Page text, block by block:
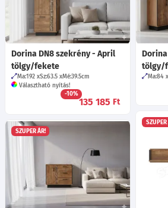
Dorina DN8 szekrény - April
tölgy/fekete
Ma:192 Sz:63.5 Mé:39.5cm
Választható nyítás!
-10%
135 185 Ft
tölgy/
Ma:84
SZUPER
SZUPER ÁR!